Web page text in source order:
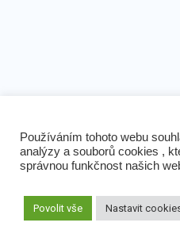
Používáním tohoto webu
analýzy a souborů cookies ,
správnou funkčnost našich
Povolit vše Nastavit